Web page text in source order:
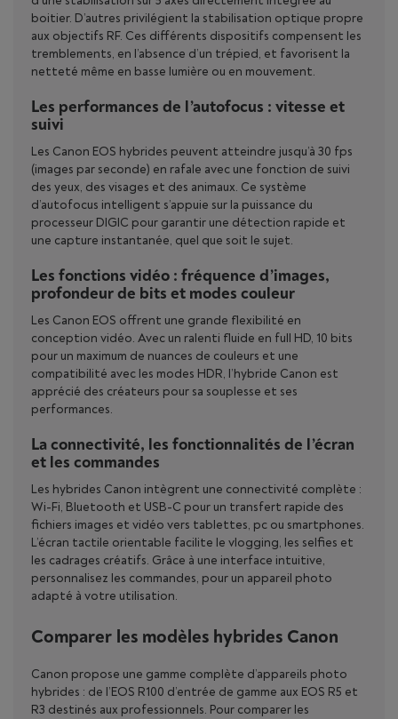
boitier. D’autres privilégient la stabilisation optique propre
aux objectifs RF. Ces différents dispositifs compensent les
tremblements, en l’absence d’un trépied, et favorisent la
netteté même en basse lumière ou en mouvement.
Les performances de l’autofocus : vitesse et
suivi
Les Canon EOS hybrides peuvent atteindre jusqu’à 30 fps
(images par seconde) en rafale avec une fonction de suivi
des yeux, des visages et des animaux. Ce système
d’autofocus intelligent s’appuie sur la puissance du
processeur DIGIC pour garantir une détection rapide et
une capture instantanée, quel que soit le sujet.
Les fonctions vidéo : fréquence d’images,
profondeur de bits et modes couleur
Les Canon EOS offrent une grande flexibilité en
conception vidéo. Avec un ralenti fluide en full HD, 10 bits
pour un maximum de nuances de couleurs et une
compatibilité avec les modes HDR, l’hybride Canon est
apprécié des créateurs pour sa souplesse et ses
performances.
La connectivité, les fonctionnalités de l’écran
et les commandes
Les hybrides Canon intègrent une connectivité complète :
Wi-Fi, Bluetooth et USB-C pour un transfert rapide des
fichiers images et vidéo vers tablettes, pc ou smartphones.
L’écran tactile orientable facilite le vlogging, les selfies et
les cadrages créatifs. Grâce à une interface intuitive,
personnalisez les commandes, pour un appareil photo
adapté à votre utilisation.
Comparer les modèles hybrides Canon
Canon propose une gamme complète d’appareils photo
hybrides : de l’EOS R100 d’entrée de gamme aux EOS R5 et
R3 destinés aux professionnels. Pour comparer les